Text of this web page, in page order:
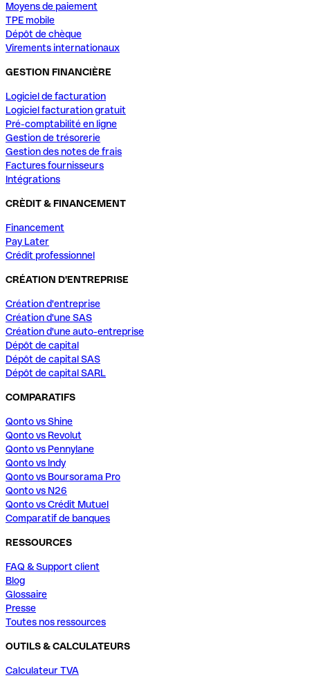
Moyens de paiement
TPE mobile
Dépôt de chèque
Virements internationaux
GESTION FINANCIÈRE
Logiciel de facturation
Logiciel facturation gratuit
Pré-comptabilité en ligne
Gestion de trésorerie
Gestion des notes de frais
Factures fournisseurs
Intégrations
CRÈDIT & FINANCEMENT
Financement
Pay Later
Crédit professionnel
CRÉATION D'ENTREPRISE
Création d'entreprise
Création d'une SAS
Création d'une auto-entreprise
Dépôt de capital
Dépôt de capital SAS
Dépôt de capital SARL
COMPARATIFS
Qonto vs Shine
Qonto vs Revolut
Qonto vs Pennylane
Qonto vs Indy
Qonto vs Boursorama Pro
Qonto vs N26
Qonto vs Crédit Mutuel
Comparatif de banques
RESSOURCES
FAQ & Support client
Blog
Glossaire
Presse
Toutes nos ressources
OUTILS & CALCULATEURS
Calculateur TVA